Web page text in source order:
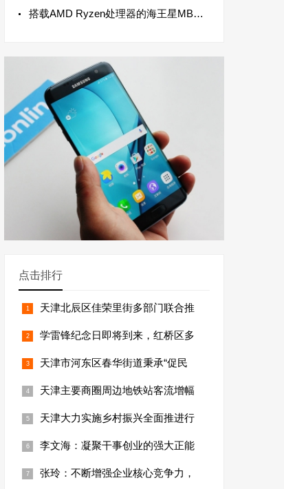
搭载AMD Ryzen处理器的海王星MBG6迷你电脑亮相
点击排行
天津北辰区佳荣里街多部门联合推
学雷锋纪念日即将到来，红桥区多
天津市河东区春华街道秉承“促民
天津主要商圈周边地铁站客流增幅
天津大力实施乡村振兴全面推进行
李文海：凝聚干事创业的强大正能
张玲：不断增强企业核心竞争力，